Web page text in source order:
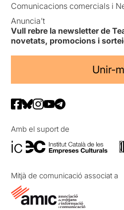
Comunicacions comercials i
Anuncia’t
Vull rebre la newsletter de
novetats, promocions i
Unir-
Amb el suport de
Mitjà de comunicació associat a